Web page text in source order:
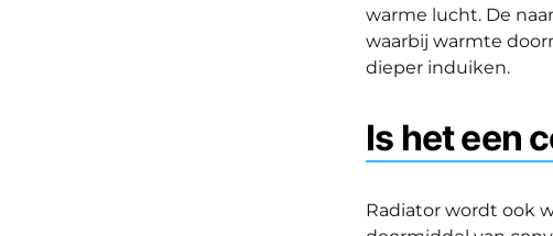
warme lucht. De
waarbij warmte
dieper induiken.
Is het een
Radiator wordt ook